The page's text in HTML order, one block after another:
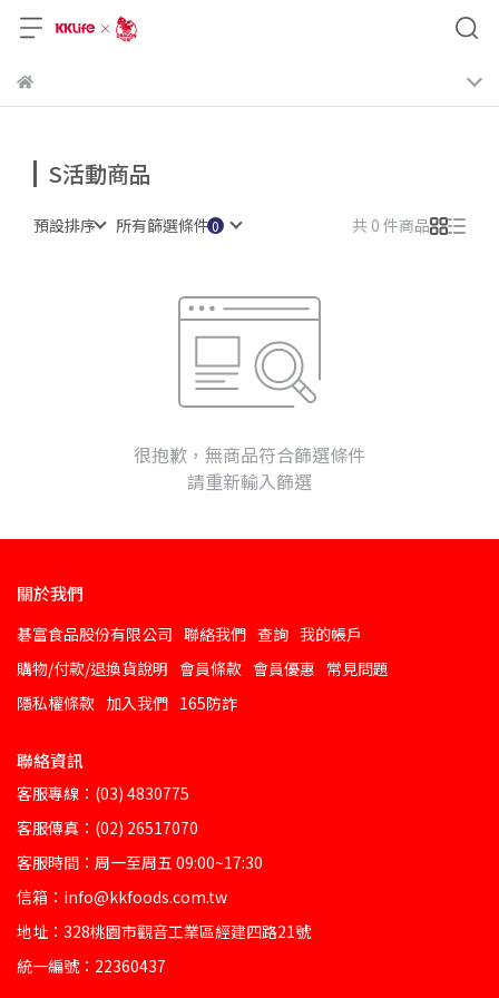
S活動商品
預設排序 所有篩選條件 共 0 件商品
很抱歉，無商品符合篩選條件
請重新輸入篩選
關於我們
碁富食品股份有限公司 聯絡我們 查詢 我的帳戶
購物/付款/退換貨說明 會員條款 會員優惠 常見問題
隱私權條款 加入我們 165防詐
聯絡資訊
客服專線：(03) 4830775
客服傳真：(02) 26517070
客服時間：周一至周五 09:00~17:30
信箱：info@kkfoods.com.tw
地址：328桃園市觀音工業區經建四路21號
統一編號：22360437